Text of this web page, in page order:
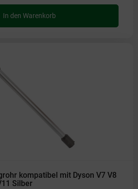
In den Warenkorb
kompatibel mit Dyson V7 V8
Silber